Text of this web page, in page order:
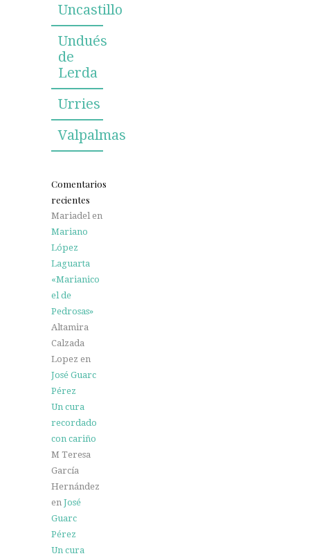
Uncastillo
Undués
de
Lerda
Urries
Valpalmas
Comentarios
recientes
Mariadel en
Mariano
López
Laguarta
«Marianico
el de
Pedrosas»
Altamira
Calzada
Lopez en
José Guarc
Pérez
Un cura
recordado
con cariño
M Teresa
García
Hernández
en José
Guarc
Pérez
Un cura